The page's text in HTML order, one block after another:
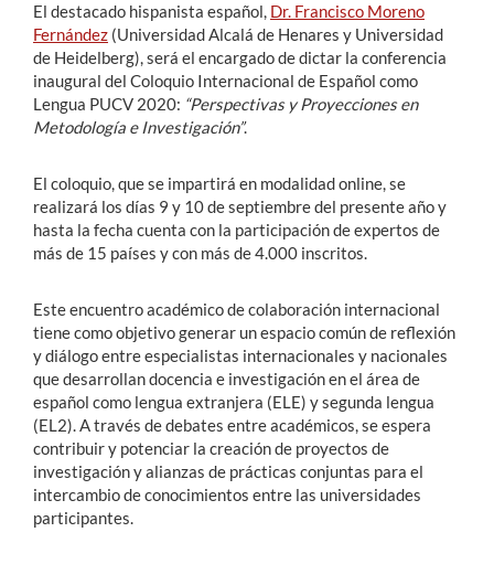
Funcionarios
Alumni
El destacado hispanista español, Dr. Francisco Moreno
Fernández (Universidad Alcalá de Henares y Universidad
de Heidelberg), será el encargado de dictar la conferencia
inaugural del Coloquio Internacional de Español como
Lengua PUCV 2020: “Perspectivas y Proyecciones en
Metodología e Investigación”.
El coloquio, que se impartirá en modalidad online, se
realizará los días 9 y 10 de septiembre del presente año y
hasta la fecha cuenta con la participación de expertos de
más de 15 países y con más de 4.000 inscritos.
Este encuentro académico de colaboración internacional
tiene como objetivo generar un espacio común de reflexión
y diálogo entre especialistas internacionales y nacionales
que desarrollan docencia e investigación en el área de
español como lengua extranjera (ELE) y segunda lengua
(EL2). A través de debates entre académicos, se espera
contribuir y potenciar la creación de proyectos de
investigación y alianzas de prácticas conjuntas para el
intercambio de conocimientos entre las universidades
participantes.